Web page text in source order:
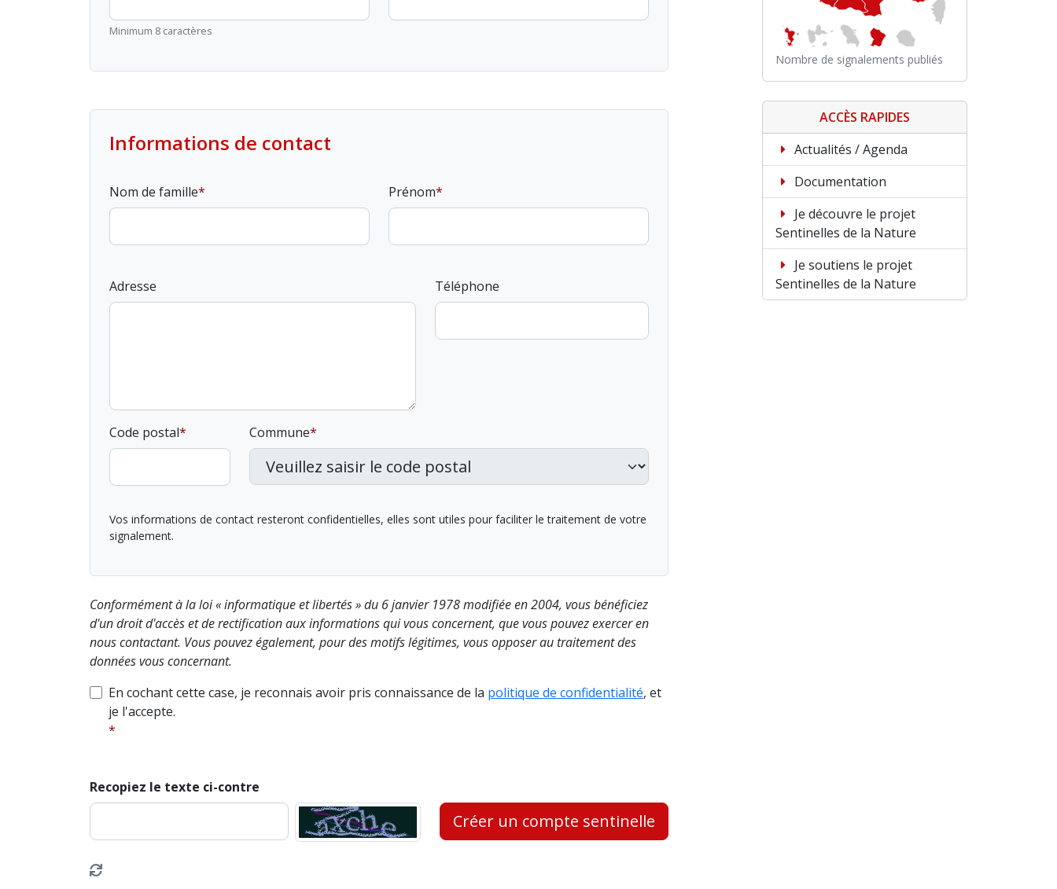
Minimum 8 caractères
Informations de contact
Nom de famille Prénom
Adresse Téléphone
Code postal Commune
Vos informations de contact resteront confidentielles, elles sont utiles pour faciliter le traitement de votre
signalement.
Conformément à la loi « informatique et libertés » du 6 janvier 1978 modifiée en 2004, vous bénéficiez
d'un droit d'accès et de rectification aux informations qui vous concernent, que vous pouvez exercer en
nous contactant. Vous pouvez également, pour des motifs légitimes, vous opposer au traitement des
données vous concernant.
En cochant cette case, je reconnais avoir pris connaissance de la politique de confidentialité, et
je l'accepte.
Recopiez le texte ci-contre
Créer un compte sentinelle
Nombre de signalements publiés
ACCÈS RAPIDES
Actualités / Agenda
Documentation
Je découvre le projet
Sentinelles de la Nature
Je soutiens le projet
Sentinelles de la Nature